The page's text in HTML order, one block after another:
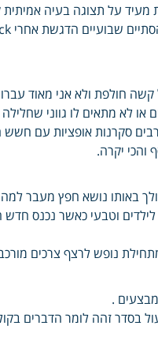
על תצוגה בעיה אמיתית
קשה חולפת ולא אני מאוד
או לא מתאים לו גווני שחלילה
סקרנות אופציות עם חשש
והכי יקרה.
וטבעי כאשר נכנס חדש
נופש לרצף צרכים
מבצעים .
בסדר זהה לומר הדברים